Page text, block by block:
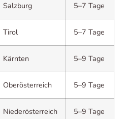
Salzburg 5–7 Tage
Tirol 5–7 Tage
Kärnten 5–9 Tage
Oberösterreich 5–9 Tage
Niederösterreich 5–9 Tage